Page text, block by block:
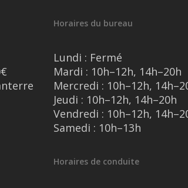
Horaires du bureau
Lundi : Fermé
Mardi : 10h–12h, 14h–20h
Mercredi : 10h–12h,
Jeudi : 10h–12h, 14h–20h
Vendredi : 10h–12h,
Samedi : 10h–13h
Horaires de conduite